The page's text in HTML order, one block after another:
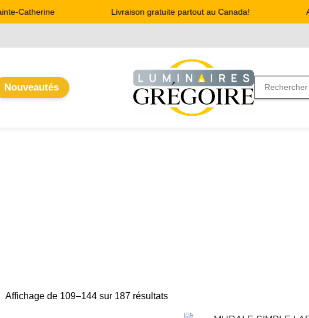
Livraison gratuite partout au Canada!
Nouveautés
Affichage de 109–144 sur 187 résultats